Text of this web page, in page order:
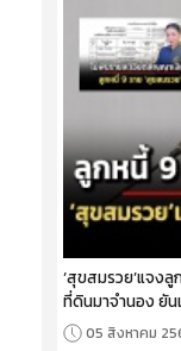
‘สุขสมรวย’แจงลู
ที่ดินมาจำนอง ยัน
05 สิงหาคม